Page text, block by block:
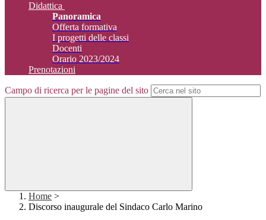
Didattica
Panoramica
Offerta formativa
I progetti delle classi
Docenti
Orario 2023/2024
Prenotazioni
Campo di ricerca per le pagine del sito
Home >
Discorso inaugurale del Sindaco Carlo Marino